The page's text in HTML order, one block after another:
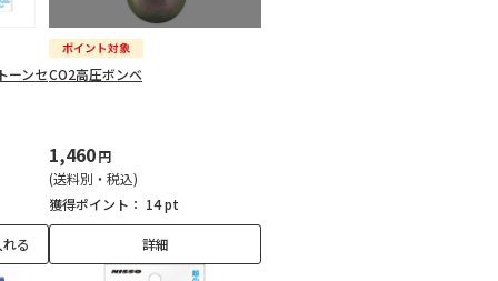
ーンセ
る
CO2高圧ボンベ
1,460円
(送料別・税込)
獲得ポイント： 14 pt
詳細